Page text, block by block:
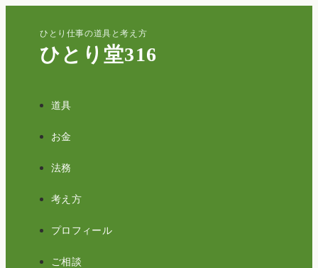
ひとり仕事の道具と考え方
ひとり堂316
道具
お金
法務
考え方
プロフィール
ご相談